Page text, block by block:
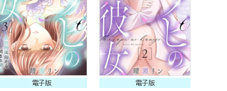
電子版 電子版